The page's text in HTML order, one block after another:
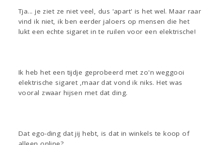
Tja... je ziet ze niet veel, dus 'apart' is het wel. Maar raar
vind ik niet, ik ben eerder jaloers op mensen die het
lukt een echte sigaret in te ruilen voor een elektrische!
Ik heb het een tijdje geprobeerd met zo'n weggooi
elektrische sigaret ,maar dat vond ik niks. Het was
vooral zwaar hijsen met dat ding.
Dat ego-ding dat jij hebt, is dat in winkels te koop of